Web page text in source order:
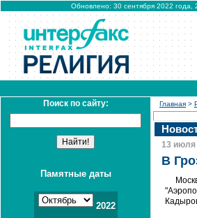
Обновлено: 30 сентября 2022 года,
Поиск по сайту:
Памятные даты
2022
Главная >
13 июля
В